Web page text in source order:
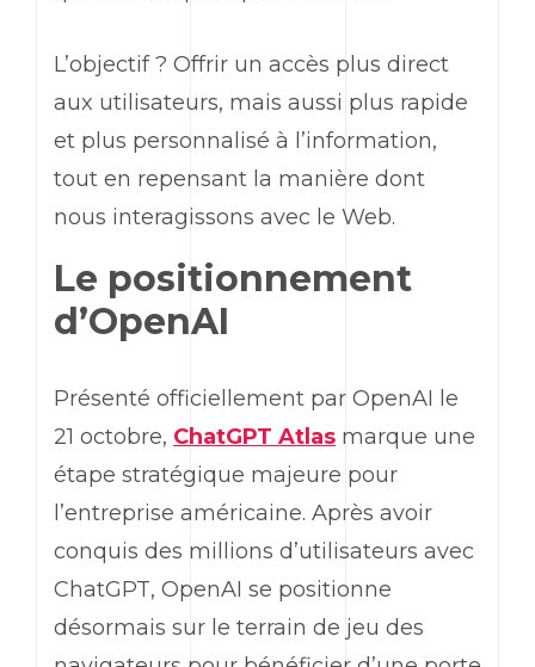
L’objectif ? Offrir un accès plus direct
aux utilisateurs, mais aussi plus rapide
et plus personnalisé à l’information,
tout en repensant la manière dont
nous interagissons avec le Web.
Le positionnement
d’OpenAI
Présenté officiellement par OpenAI le
21 octobre, ChatGPT Atlas marque une
étape stratégique majeure pour
l’entreprise américaine. Après avoir
conquis des millions d’utilisateurs avec
ChatGPT, OpenAI se positionne
désormais sur le terrain de jeu des